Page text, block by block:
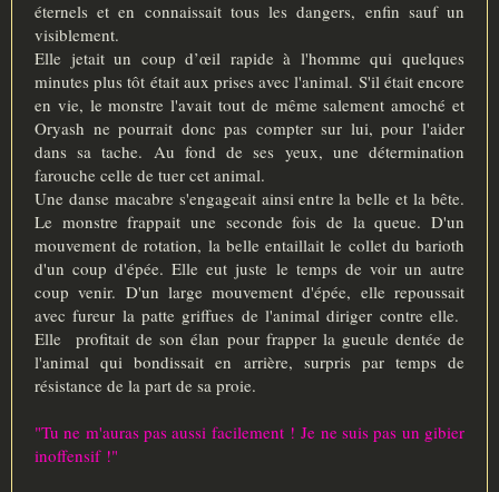
éternels et en connaissait tous les dangers, enfin sauf un
visiblement.
Elle jetait un coup d’œil rapide à l'homme qui quelques
minutes plus tôt était aux prises avec l'animal. S'il était encore
en vie, le monstre l'avait tout de même salement amoché et
Oryash ne pourrait donc pas compter sur lui, pour l'aider
dans sa tache. Au fond de ses yeux, une détermination
farouche celle de tuer cet animal.
Une danse macabre s'engageait ainsi entre la belle et la bête.
Le monstre frappait une seconde fois de la queue. D'un
mouvement de rotation, la belle entaillait le collet du barioth
d'un coup d'épée. Elle eut juste le temps de voir un autre
coup venir. D'un large mouvement d'épée, elle repoussait
avec fureur la patte griffues de l'animal diriger contre elle.
Elle profitait de son élan pour frapper la gueule dentée de
l'animal qui bondissait en arrière, surpris par temps de
résistance de la part de sa proie.
"Tu ne m'auras pas aussi facilement ! Je ne suis pas un gibier
inoffensif !"